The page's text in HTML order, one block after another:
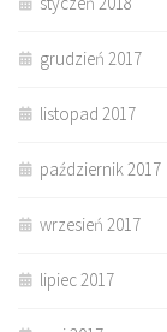
grudzień 2017
listopad 2017
październik 2017
wrzesień 2017
lipiec 2017